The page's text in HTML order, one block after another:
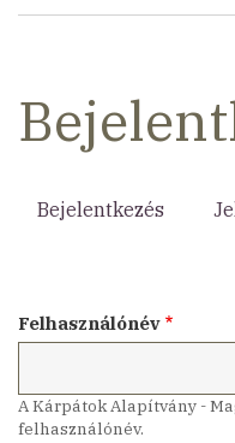
Bejelentkezés (aktív
Felhasználónév
A Kárpátok Alapítvány -
felhasználónév.